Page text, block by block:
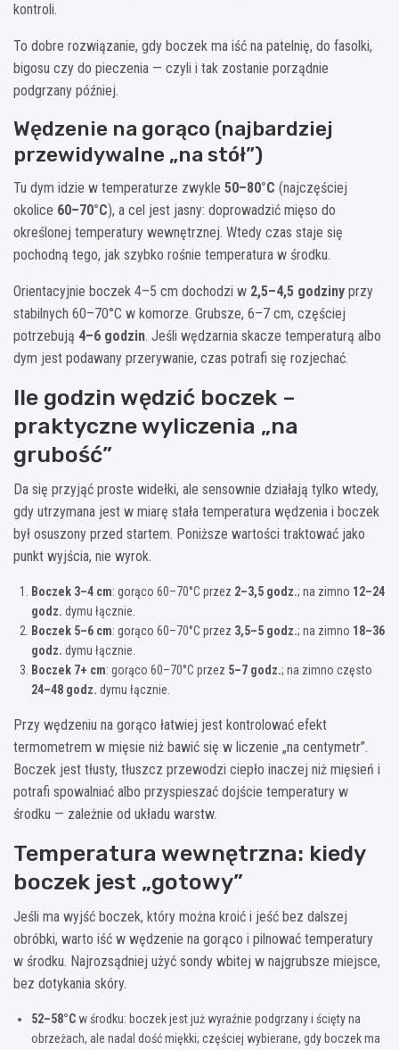
kontroli.
To dobre rozwiązanie, gdy boczek ma iść na patelnię, do fasolki,
bigosu czy do pieczenia — czyli i tak zostanie porządnie
podgrzany później.
Wędzenie na gorąco (najbardziej
przewidywalne „na stół”)
Tu dym idzie w temperaturze zwykle 50–80°C (najczęściej
okolice 60–70°C), a cel jest jasny: doprowadzić mięso do
określonej temperatury wewnętrznej. Wtedy czas staje się
pochodną tego, jak szybko rośnie temperatura w środku.
Orientacyjnie boczek 4–5 cm dochodzi w 2,5–4,5 godziny przy
stabilnych 60–70°C w komorze. Grubsze, 6–7 cm, częściej
potrzebują 4–6 godzin. Jeśli wędzarnia skacze temperaturą albo
dym jest podawany przerywanie, czas potrafi się rozjechać.
Ile godzin wędzić boczek –
praktyczne wyliczenia „na
grubość”
Da się przyjąć proste widełki, ale sensownie działają tylko wtedy,
gdy utrzymana jest w miarę stała temperatura wędzenia i boczek
był osuszony przed startem. Poniższe wartości traktować jako
punkt wyjścia, nie wyrok.
Boczek 3–4 cm: gorąco 60–70°C przez 2–3,5 godz.; na zimno 12–24
godz. dymu łącznie.
Boczek 5–6 cm: gorąco 60–70°C przez 3,5–5 godz.; na zimno 18–36
godz. dymu łącznie.
Boczek 7+ cm: gorąco 60–70°C przez 5–7 godz.; na zimno często
24–48 godz. dymu łącznie.
Przy wędzeniu na gorąco łatwiej jest kontrolować efekt
termometrem w mięsie niż bawić się w liczenie „na centymetr”.
Boczek jest tłusty, tłuszcz przewodzi ciepło inaczej niż mięsień i
potrafi spowalniać albo przyspieszać dojście temperatury w
środku — zależnie od układu warstw.
Temperatura wewnętrzna: kiedy
boczek jest „gotowy”
Jeśli ma wyjść boczek, który można kroić i jeść bez dalszej
obróbki, warto iść w wędzenie na gorąco i pilnować temperatury
w środku. Najrozsądniej użyć sondy wbitej w najgrubsze miejsce,
bez dotykania skóry.
52–58°C w środku: boczek jest już wyraźnie podgrzany i ścięty na
obrzeżach, ale nadal dość miękki; częściej wybierane, gdy boczek ma